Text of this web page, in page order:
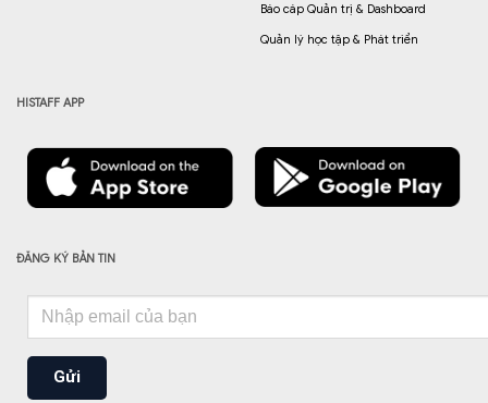
Báo cáp Quản trị & Dashboard
Quản lý học tập & Phát triển
HISTAFF APP
ĐĂNG KÝ BẢN TIN
Gửi